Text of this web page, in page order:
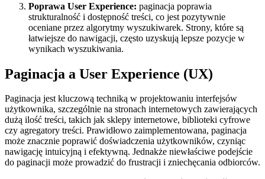
Poprawa User Experience: paginacja poprawia
strukturalność i dostępność treści, co jest pozytywnie
oceniane przez algorytmy wyszukiwarek. Strony, które są
łatwiejsze do nawigacji, często uzyskują lepsze pozycje w
wynikach wyszukiwania.
Paginacja a User Experience (UX)
Paginacja jest kluczową techniką w projektowaniu interfejsów
użytkownika, szczególnie na stronach internetowych zawierających
dużą ilość treści, takich jak sklepy internetowe, biblioteki cyfrowe
czy agregatory treści. Prawidłowo zaimplementowana, paginacja
może znacznie poprawić doświadczenia użytkowników, czyniąc
nawigację intuicyjną i efektywną. Jednakże niewłaściwe podejście
do paginacji może prowadzić do frustracji i zniechęcania odbiorców.